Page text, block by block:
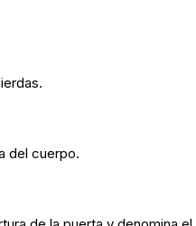
del cuerpo.